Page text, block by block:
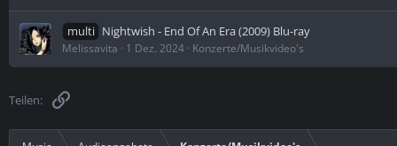
multi Nightwish - End Of An Era (2009) Blu-ray
Melissavita 1 Dez. 2024 Konzerte/Musikvideo's
Teilen: Link